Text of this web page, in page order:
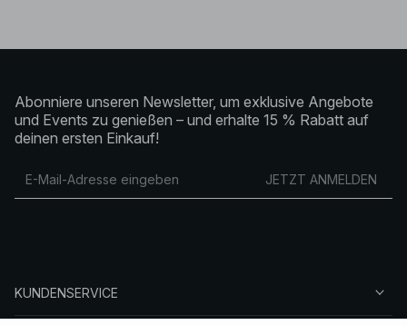
Abonniere unseren Newsletter, um exklusive Angebote
und Events zu genießen – und erhalte 15 % Rabatt auf
deinen ersten Einkauf!
JETZT ANMELDEN
KUNDENSERVICE